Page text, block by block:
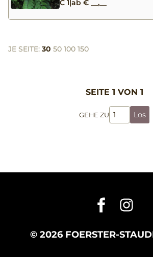
C 1|ab € __,__
JE SEITE: 30 50 100 150
SEITE 1 VON 1
GEHE ZU Los
© 2026 FOERSTER-